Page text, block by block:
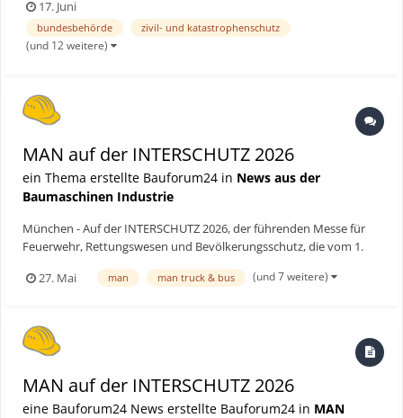
Einsatz im Zivil- und Katastrophenschutz geliefert, wobei 350 dem
Typ Führungskraftwagen sowie 140 dem Typ
Mannschaftstranspor...
17. Juni
bundesbehörde zivil- und katastrophenschutz
(und 12 weitere)
MAN auf der INTERSCHUTZ 2026
ein Thema erstellte Bauforum24 in News aus der
Baumaschinen Industrie
München - Auf der INTERSCHUTZ 2026, der führenden Messe für
Feuerwehr, Rettungswesen und Bevölkerungsschutz, die vom 1.
Weltpremiere den batterieelektrisch angetriebenen MAN eTGS
27. Mai man man truck & bus (und 7 weitere)
MAN auf der INTERSCHUTZ 2026
eine Bauforum24 News erstellte Bauforum24 in MAN